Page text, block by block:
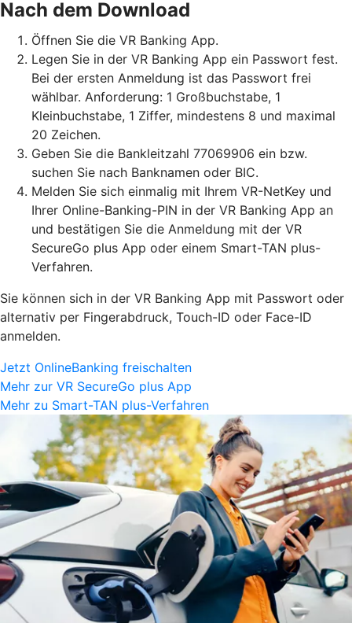
Nach dem Download
Öffnen Sie die VR Banking App.
Legen Sie in der VR Banking App ein Passwort fest.
Bei der ersten Anmeldung ist das Passwort frei
wählbar. Anforderung: 1 Großbuchstabe, 1
Kleinbuchstabe, 1 Ziffer, mindestens 8 und maximal
20 Zeichen.
Geben Sie die Bankleitzahl 77069906 ein bzw.
suchen Sie nach Banknamen oder BIC.
Melden Sie sich einmalig mit Ihrem VR-NetKey und
Ihrer Online-Banking-PIN in der VR Banking App an
und bestätigen Sie die Anmeldung mit der VR
SecureGo plus App oder einem Smart-TAN plus-
Verfahren.
Sie können sich in der VR Banking App mit Passwort oder
alternativ per Fingerabdruck, Touch-ID oder Face-ID
anmelden.
Jetzt OnlineBanking freischalten
Mehr zur VR SecureGo plus App
Mehr zu Smart-TAN plus-Verfahren